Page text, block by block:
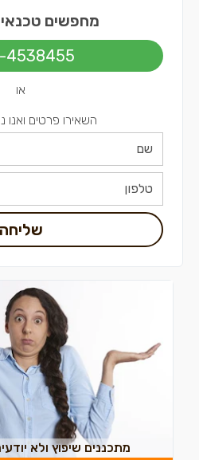
מחפשים
4538455
או
השאירו פרטים ואנו
שליחה
מתכננים שיפוץ ולא